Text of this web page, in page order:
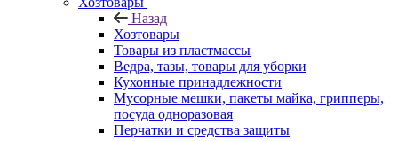
Назад
Хозтовары
Товары из пластмассы
Ведра, тазы, товары для уборки
Кухонные принадлежности
Мусорные мешки, пакеты майка, грипперы,
посуда одноразовая
Перчатки и средства защиты